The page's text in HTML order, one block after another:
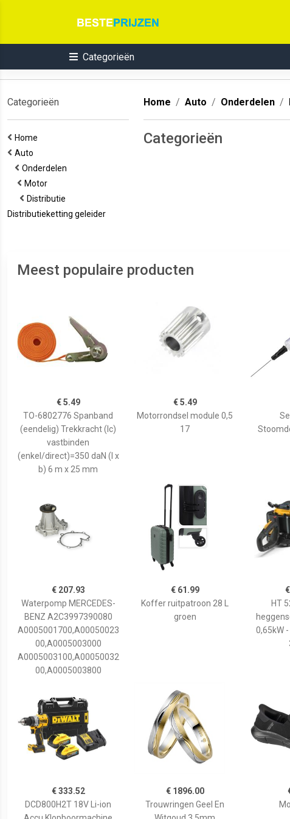
Categorieën
Categorieën
Home
Auto
Onderdelen
Motor
Distributie
Distributieketting geleider
Home Auto Onderdelen
Categorieën
Meest populaire producten
€ 5.49
TO-6802776 Spanband
(eendelig) Trekkracht (lc)
vastbinden
(enkel/direct)=350 daN (l x
b) 6 m x 25 mm
€ 5.49
Motorrondsel module 0,5
17
€ 207.93
Waterpomp MERCEDES-
BENZ A2C3997390080
A0005001700,A00050023
00,A0005003000
A0005003100,A00050032
00,A0005003800
€ 61.99
Koffer ruitpatroon 28 L
groen
HT
0,65kW
€ 333.52
DCD800H2T 18V Li-ion
€ 1896.00
Trouwringen Geel En